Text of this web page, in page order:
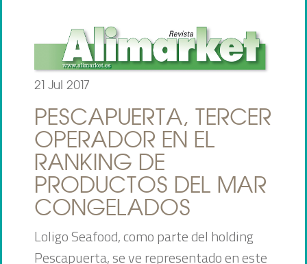
21 Jul 2017
PESCAPUERTA, TERCER
OPERADOR EN EL
RANKING DE
PRODUCTOS DEL MAR
CONGELADOS
Loligo Seafood, como parte del holding
Pescapuerta, se ve representado en este